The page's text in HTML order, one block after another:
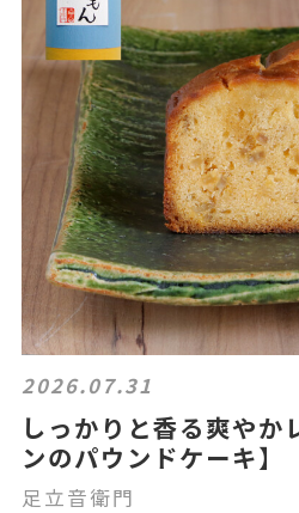
2026.07.31
しっかりと香る爽やか
ンのパウンドケーキ】
足立音衛門